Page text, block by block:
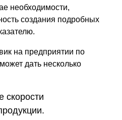
необходимости,
создания подробных
на предприятии по
дать несколько
скорости